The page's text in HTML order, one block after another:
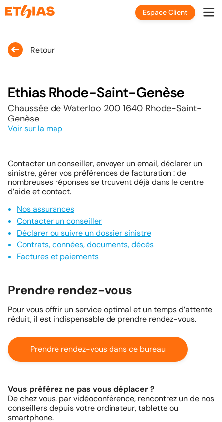
Espace Client
Retour
Ethias Rhode-Saint-Genèse
Chaussée de Waterloo 200 1640 Rhode-Saint-
Genèse
Voir sur la map
Contacter un conseiller, envoyer un email, déclarer un
sinistre, gérer vos préférences de facturation : de
nombreuses réponses se trouvent déjà dans le centre
d’aide et contact.
Nos assurances
Contacter un conseiller
Déclarer ou suivre un dossier sinistre
Contrats, données, documents, décès
Factures et paiements
Prendre rendez-vous
Pour vous offrir un service optimal et un temps d’attente
réduit, il est indispensable de prendre rendez-vous.
Prendre rendez-vous dans ce bureau
Vous préférez ne pas vous déplacer ?
De chez vous, par vidéoconférence, rencontrez un de nos
conseillers depuis votre ordinateur, tablette ou
smartphone.